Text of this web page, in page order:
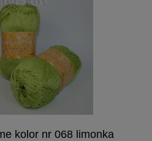
kolor nr 068 limonka